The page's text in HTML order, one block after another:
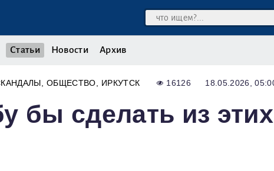
Статьи Новости Архив
ОБЩЕСТВО ИРКУТСК 16126 18.05.2026,
бы сделать из этих